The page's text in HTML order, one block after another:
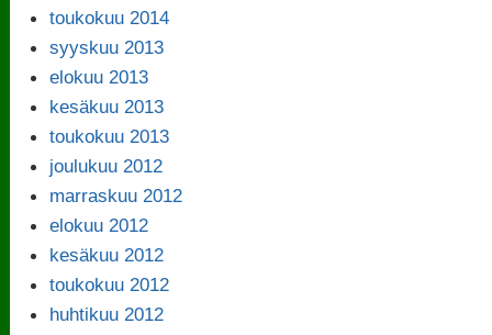
toukokuu 2014
syyskuu 2013
elokuu 2013
kesäkuu 2013
toukokuu 2013
joulukuu 2012
marraskuu 2012
elokuu 2012
kesäkuu 2012
toukokuu 2012
huhtikuu 2012